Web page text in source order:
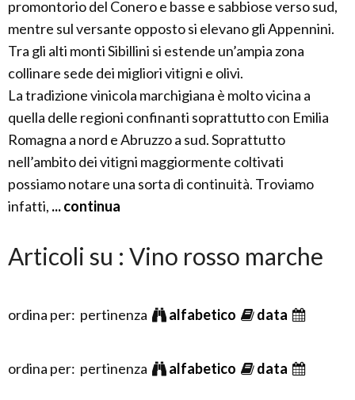
promontorio del Conero e basse e sabbiose verso sud,
mentre sul versante opposto si elevano gli Appennini.
Tra gli alti monti Sibillini si estende un’ampia zona
collinare sede dei migliori vitigni e olivi.
La tradizione vinicola marchigiana è molto vicina a
quella delle regioni confinanti soprattutto con Emilia
Romagna a nord e Abruzzo a sud. Soprattutto
nell’ambito dei vitigni maggiormente coltivati
possiamo notare una sorta di continuità. Troviamo
infatti, ... continua
Articoli su : Vino rosso marche
ordina per: pertinenza alfabetico data
ordina per: pertinenza alfabetico data